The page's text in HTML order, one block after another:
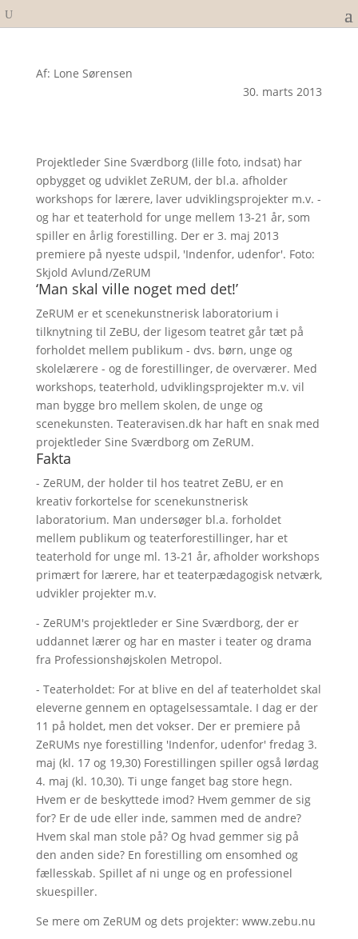
Af: Lone Sørensen
30. marts 2013
Projektleder Sine Sværdborg (lille foto, indsat) har
opbygget og udviklet ZeRUM, der bl.a. afholder
workshops for lærere, laver udviklingsprojekter m.v. -
og har et teaterhold for unge mellem 13-21 år, som
spiller en årlig forestilling. Der er 3. maj 2013
premiere på nyeste udspil, 'Indenfor, udenfor'. Foto:
Skjold Avlund/ZeRUM
‘Man skal ville noget med det!’
ZeRUM er et scenekunstnerisk laboratorium i
tilknytning til ZeBU, der ligesom teatret går tæt på
forholdet mellem publikum - dvs. børn, unge og
skolelærere - og de forestillinger, de overværer. Med
workshops, teaterhold, udviklingsprojekter m.v. vil
man bygge bro mellem skolen, de unge og
scenekunsten. Teateravisen.dk har haft en snak med
projektleder Sine Sværdborg om ZeRUM.
Fakta
- ZeRUM, der holder til hos teatret ZeBU, er en
kreativ forkortelse for scenekunstnerisk
laboratorium. Man undersøger bl.a. forholdet
mellem publikum og teaterforestillinger, har et
teaterhold for unge ml. 13-21 år, afholder workshops
primært for lærere, har et teaterpædagogisk netværk,
udvikler projekter m.v.
- ZeRUM's projektleder er Sine Sværdborg, der er
uddannet lærer og har en master i teater og drama
fra Professionshøjskolen Metropol.
- Teaterholdet: For at blive en del af teaterholdet skal
eleverne gennem en optagelsessamtale. I dag er der
11 på holdet, men det vokser. Der er premiere på
ZeRUMs nye forestilling 'Indenfor, udenfor' fredag 3.
maj (kl. 17 og 19,30) Forestillingen spiller også lørdag
4. maj (kl. 10,30). Ti unge fanget bag store hegn.
Hvem er de beskyttede imod? Hvem gemmer de sig
for? Er de ude eller inde, sammen med de andre?
Hvem skal man stole på? Og hvad gemmer sig på
den anden side? En forestilling om ensomhed og
fællesskab. Spillet af ni unge og en professionel
skuespiller.
Se mere om ZeRUM og dets projekter: www.zebu.nu